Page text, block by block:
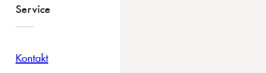
Service
Kontakt